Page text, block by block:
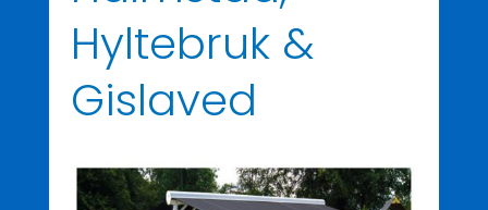
Hyltebruk &
Gislaved